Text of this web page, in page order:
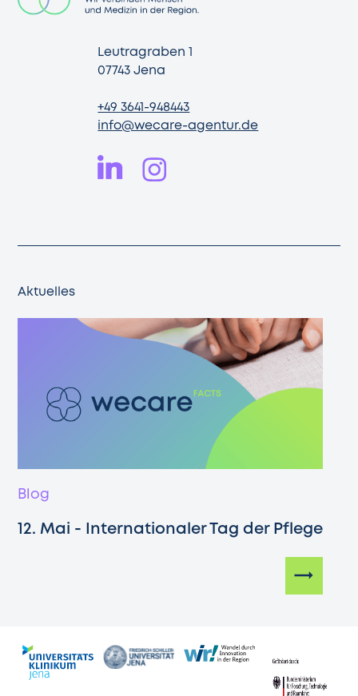
Leutragraben 1
07743 Jena
+49 3641-948443
info@wecare-agentur.de
Aktuelles
Blog
12. Mai - Internationaler Tag der Pflege